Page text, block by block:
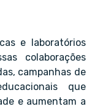
e laboratórios
colaborações
campanhas de
que
e aumentam a